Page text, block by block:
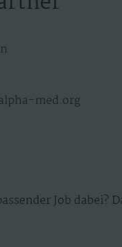
med.org
Job dabei?